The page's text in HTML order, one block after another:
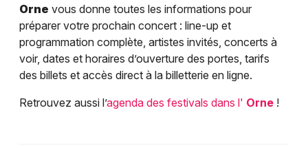
Orne vous donne toutes les informations pour
préparer votre prochain concert : line-up et
programmation complète, artistes invités, concerts à
voir, dates et horaires d’ouverture des portes, tarifs
des billets et accès direct à la billetterie en ligne.
Retrouvez aussi l’agenda des festivals dans l' Orne !